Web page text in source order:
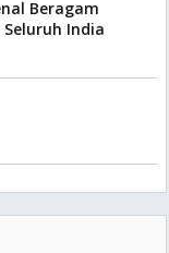
Beragam
India